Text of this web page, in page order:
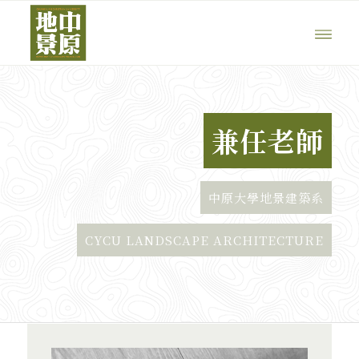
兼任老師
中原大學地景建築系
CYCU LANDSCAPE ARCHITECTURE